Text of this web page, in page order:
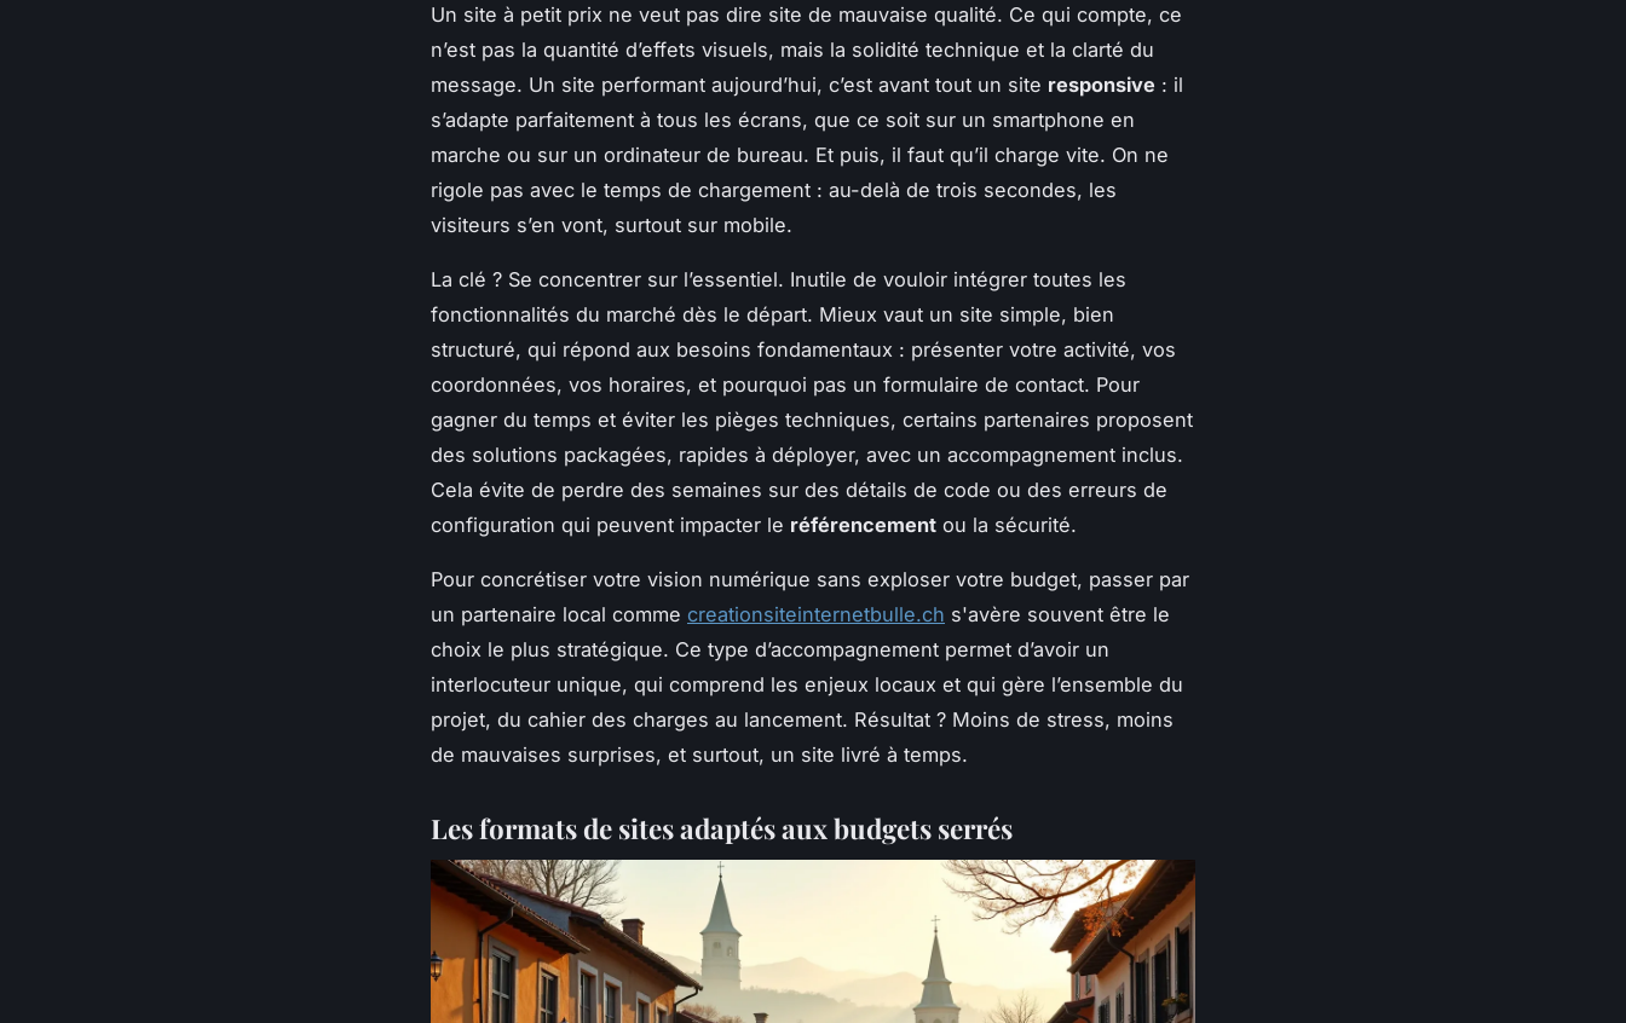
Un site à petit prix ne veut pas dire site de mauvaise qualité. Ce qui compte, ce
n’est pas la quantité d’effets visuels, mais la solidité technique et la clarté du
message. Un site performant aujourd’hui, c’est avant tout un site responsive : il
s’adapte parfaitement à tous les écrans, que ce soit sur un smartphone en
marche ou sur un ordinateur de bureau. Et puis, il faut qu’il charge vite. On ne
rigole pas avec le temps de chargement : au-delà de trois secondes, les
visiteurs s’en vont, surtout sur mobile.
La clé ? Se concentrer sur l’essentiel. Inutile de vouloir intégrer toutes les
fonctionnalités du marché dès le départ. Mieux vaut un site simple, bien
structuré, qui répond aux besoins fondamentaux : présenter votre activité, vos
coordonnées, vos horaires, et pourquoi pas un formulaire de contact. Pour
gagner du temps et éviter les pièges techniques, certains partenaires proposent
des solutions packagées, rapides à déployer, avec un accompagnement inclus.
Cela évite de perdre des semaines sur des détails de code ou des erreurs de
configuration qui peuvent impacter le référencement ou la sécurité.
Pour concrétiser votre vision numérique sans exploser votre budget, passer par
un partenaire local comme creationsiteinternetbulle.ch s'avère souvent être le
choix le plus stratégique. Ce type d’accompagnement permet d’avoir un
interlocuteur unique, qui comprend les enjeux locaux et qui gère l’ensemble du
projet, du cahier des charges au lancement. Résultat ? Moins de stress, moins
de mauvaises surprises, et surtout, un site livré à temps.
Les formats de sites adaptés aux budgets serrés